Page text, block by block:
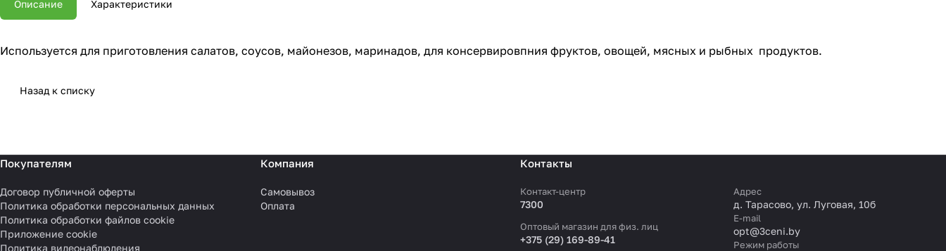
Описание Характеристики
Используется для приготовления салатов, соусов, майонезов, маринадов, для консервировпния фруктов, овощей, мясных и рыбных продуктов.
Назад к списку
Покупателям
Договор публичной оферты
Политика обработки персональных данных
Политика обработки файлов cookie
Приложение cookie
Политика видеонаблюдения
Компания
Самовывоз
Оплата
Контакты
Контакт-центр
7300
Оптовый магазин для физ. лиц
+375 (29) 169-89-41
Адрес
д. Тарасово, ул. Луговая, 10б
E-mail
opt@3ceni.by
Режим работы